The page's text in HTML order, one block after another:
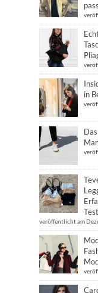
in
veröffentlicht am